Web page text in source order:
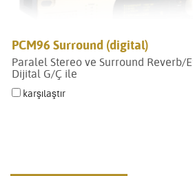
PCM96 Surround (digital)
Paralel Stereo ve Surround Reverb/
Dijital G/Ç ile
karşılaştır